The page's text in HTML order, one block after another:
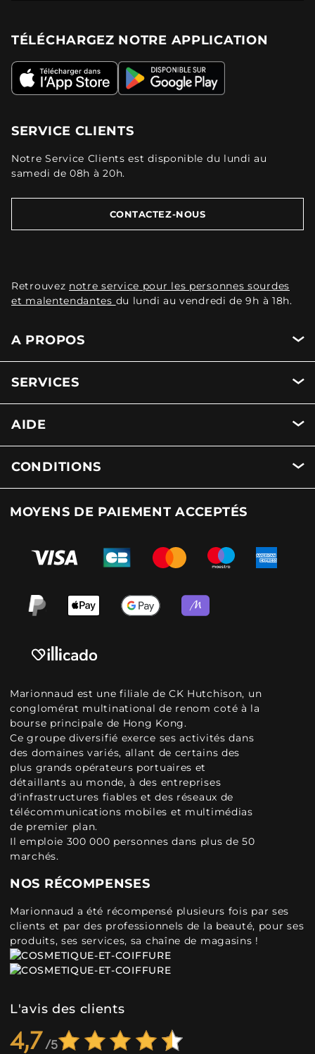
TÉLÉCHARGEZ NOTRE APPLICATION
SERVICE CLIENTS
Notre Service Clients est disponible du lundi au
samedi de 08h à 20h.
CONTACTEZ-NOUS
Retrouvez notre service pour les personnes sourdes
et malentendantes du lundi au vendredi de 9h à 18h.
A PROPOS
SERVICES
AIDE
CONDITIONS
MOYENS DE PAIEMENT ACCEPTÉS
Marionnaud est une filiale de CK Hutchison, un
conglomérat multinational de renom coté à la
bourse principale de Hong Kong.
Ce groupe diversifié exerce ses activités dans
des domaines variés, allant de certains des
plus grands opérateurs portuaires et
détaillants au monde, à des entreprises
d'infrastructures fiables et des réseaux de
télécommunications mobiles et multimédias
de premier plan.
Il emploie 300 000 personnes dans plus de 50
marchés.
NOS RÉCOMPENSES
Marionnaud a été récompensé plusieurs fois par ses
clients et par des professionnels de la beauté, pour ses
produits, ses services, sa chaîne de magasins !
L'avis des clients
4,7